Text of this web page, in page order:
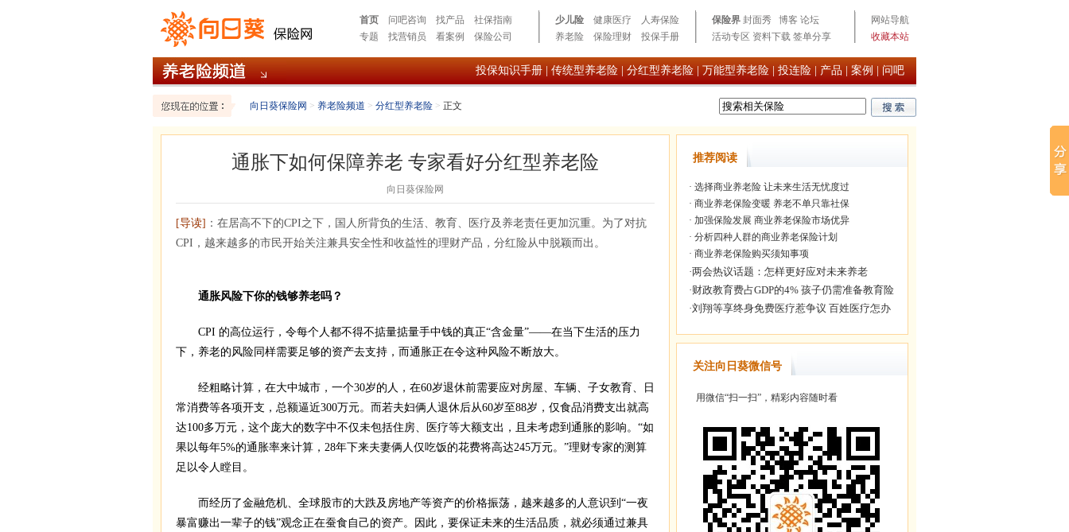
首页 问吧咨询 找产品
社保指南
专题
找营销员 看案例 保险公司
少儿险 健康医疗
人寿保险
养老险
保险理财 投保手册
保险界 封面秀 博客 论坛
活动专区 资料下载 签单分享
网站导航
收藏本站
投保知识手册 传统型养老险 分红型养老险 万能型养老险 投连险 产品 案例 问吧
向日葵保险网 > 养老险频道 > 分红型养老险 > 正文
通胀下如何保障养老 专家看好分红型养老险
向日葵保险网
[导读] ：在居高不下的CPI之下，国人所背负的生活、教育、医疗及养老责任更加沉重。为了对抗
CPI，越来越多的市民开始关注兼具安全性和收益性的理财产品，分红险从中脱颖而出。
通胀风险下你的钱够养老吗？
CPI 的高位运行，令每个人都不得不掂量掂量手中钱的真正“含金量”——在当下生活的压力
下，养老的风险同样需要足够的资产去支持，而通胀正在令这种风险不断放大。
经粗略计算，在大中城市，一个30岁的人，在60岁退休前需要应对房屋、车辆、子女教育、日
常消费等各项开支，总额逼近300万元。而若夫妇俩人退休后从60岁至88岁，仅食品消费支出就高
达100多万元，这个庞大的数字中不仅未包括住房、医疗等大额支出，且未考虑到通胀的影响。“如
果以每年5%的通胀率来计算，28年下来夫妻俩人仅吃饭的花费将高达245万元。”理财专家的测算
足以令人瞠目。
而经历了金融危机、全球股市的大跌及房地产等资产的价格振荡，越来越多的人意识到“一夜
暴富赚出一辈子的钱”观念正在蚕食自己的资产。因此，要保证未来的生活品质，就必须通过兼具
推荐阅读
· 选择商业养老险 让未来生活无忧度过
· 商业养老保险变暖 养老不单只靠社保
· 加强保险发展 商业养老保险市场优异
· 分析四种人群的商业养老保险计划
· 商业养老保险购买须知事项
关注向日葵微信号
用微信“扫一扫”，精彩内容随时看